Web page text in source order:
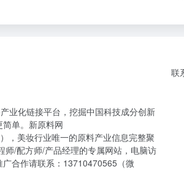
业化链接平台，挖掘中国科技成分创新
单。新原料网
，美妆行业唯一的原料产业信息完整聚
师/配方师/产品经理的专属网站，电脑访
合作请联系：13710470565（微
联